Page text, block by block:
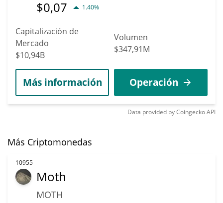
$0,07 1.40%
Capitalización de
Mercado
$10,94B
Volumen
$347,91M
Más información Operación
Data provided byCoingeckoAPI
Más Criptomonedas
10955
Moth
MOTH